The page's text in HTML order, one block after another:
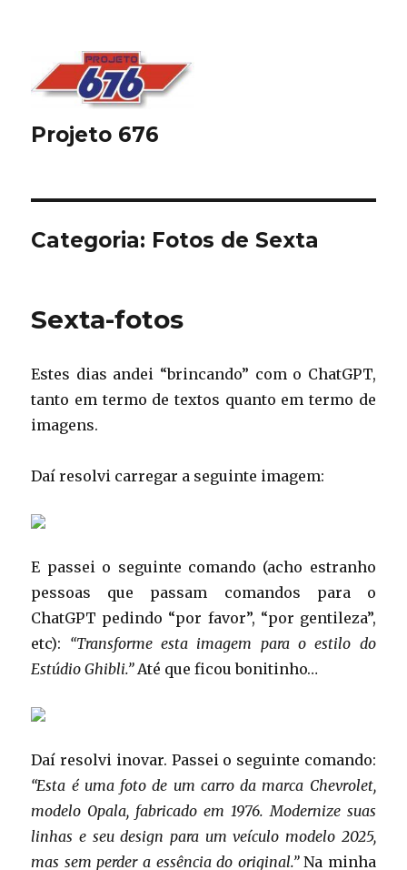
Projeto 676
Categoria: Fotos de Sexta
Sexta-fotos
Estes dias andei “brincando” com o ChatGPT,
tanto em termo de textos quanto em termo de
imagens.
Daí resolvi carregar a seguinte imagem:
E passei o seguinte comando (acho estranho
pessoas que passam comandos para o
ChatGPT pedindo “por favor”, “por gentileza”,
etc): “Transforme esta imagem para o estilo do
Estúdio Ghibli.”Até que ficou bonitinho…
Daí resolvi inovar. Passei o seguinte comando:
“Esta é uma foto de um carro da marca Chevrolet,
modelo Opala, fabricado em 1976. Modernize suas
linhas e seu design para um veículo modelo 2025,
mas sem perder a essência do original.”Na minha